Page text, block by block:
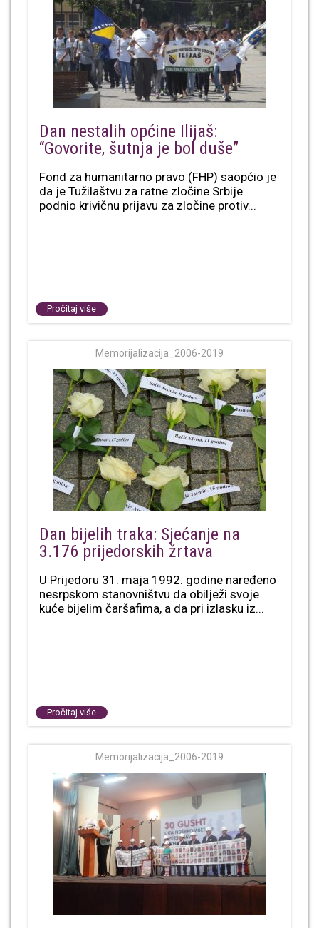
Dan nestalih općine Ilijaš:
“Govorite, šutnja je bol duše”
Fond za humanitarno pravo (FHP) saopćio je
da je Tužilaštvu za ratne zločine Srbije
podnio krivičnu prijavu za zločine protiv...
Pročitaj više
Memorijalizacija_2006-2019
Dan bijelih traka: Sjećanje na
3.176 prijedorskih žrtava
U Prijedoru 31. maja 1992. godine naređeno
nesrpskom stanovništvu da obilježi svoje
kuće bijelim čaršafima, a da pri izlasku iz...
Pročitaj više
Memorijalizacija_2006-2019